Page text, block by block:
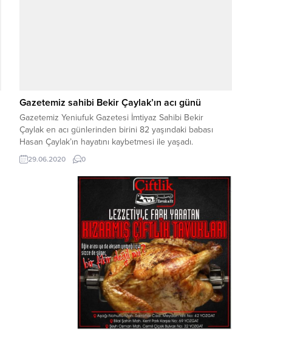
Gazetemiz sahibi Bekir Çaylak’ın acı günü
Gazetemiz Yeniufuk Gazetesi İmtiyaz Sahibi Bekir
Çaylak en acı günlerinden birini 82 yaşındaki babası
Hasan Çaylak’ın hayatını kaybetmesi ile yaşadı.
29.06.2020 0